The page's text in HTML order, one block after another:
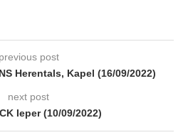
previous post
Herentals, Kapel (16/09/2022)
next post
Ieper (10/09/2022)